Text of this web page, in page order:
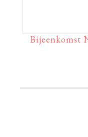
Bijeenkomst